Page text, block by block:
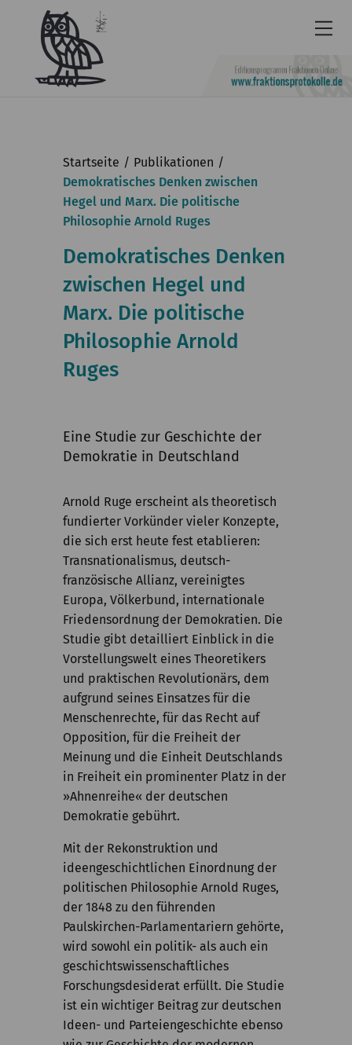
Leichte
Sprache
English
KGParl
Aktuelles
Kommission
Forschung
Publikationen
Startseite
Publikationen
Demokratisches Denken zwischen
Hegel und Marx. Die politische
Philosophie Arnold Ruges
Demokratisches Denken
zwischen Hegel und
Marx. Die politische
Philosophie Arnold
Ruges
Eine Studie zur Geschichte der
Demokratie in Deutschland
Arnold Ruge erscheint als theoretisch
fundierter Vorkünder vieler Konzepte,
die sich erst heute fest etablieren:
Transnationalismus, deutsch-
französische Allianz, vereinigtes
Europa, Völkerbund, internationale
Friedensordnung der Demokratien. Die
Studie gibt detailliert Einblick in die
Vorstellungswelt eines Theoretikers
und praktischen Revolutionärs, dem
aufgrund seines Einsatzes für die
Menschenrechte, für das Recht auf
Opposition, für die Freiheit der
Meinung und die Einheit Deutschlands
in Freiheit ein prominenter Platz in der
»Ahnenreihe« der deutschen
Demokratie gebührt.
Mit der Rekonstruktion und
ideengeschichtlichen Einordnung der
politischen Philosophie Arnold Ruges,
der 1848 zu den führenden
Paulskirchen-Parlamentariern gehörte,
wird sowohl ein politik- als auch ein
geschichtswissenschaftliches
Forschungsdesiderat erfüllt. Die Studie
ist ein wichtiger Beitrag zur deutschen
Ideen- und Parteiengeschichte ebenso